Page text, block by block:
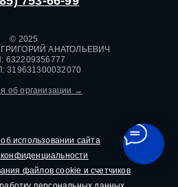
© 2025
АНАТОЛЬЕВИЧ
632209356777
319631300032070
об организации →
использовании сайта
файлов cookie и счетчиков